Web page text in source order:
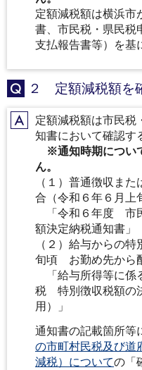
定額減税額は横浜市
書、市民税・県民税
支払報告書等）を基
Q ２ 定額減税額を
A定額減税額は市民税
知書において確認す
※通知時期につい
ん。
（１）普通徴収ま
合（令和６年６月上
「令和６年度 市
額決定納税通知書」
（２）給与からの
旬頃 お勤め先から
「給与所得等に係
税 特別徴収税額の
用）」
通知書の記載箇所等
の市町村民税及び道
減税）についての「